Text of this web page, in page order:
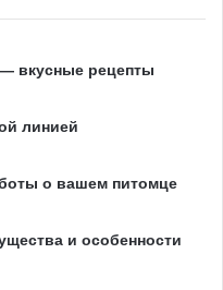
вкусные рецепты
линией
о вашем питомце
и особенности